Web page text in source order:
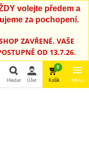
volejte předem a
za pochopení.
ZAVŘENÉ. VAŠE
OD 13.7.26.
Hledat Účet
0
Košík Menu